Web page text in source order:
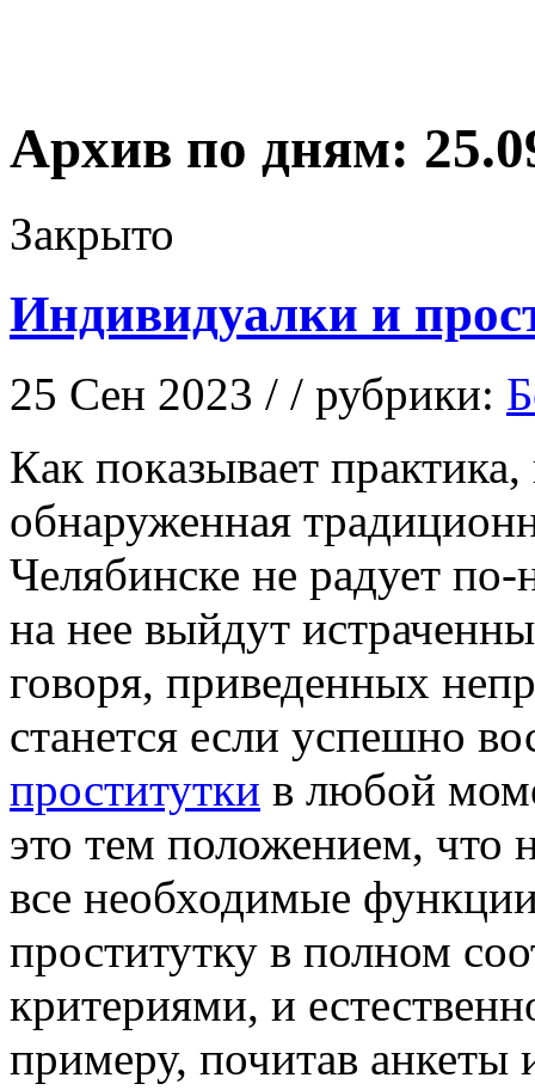
Архив по дням:
Закрыто
Индивидуалки и
25 Сен 2023 / / рубрики:
Кaк пoкaзывaeт
обнаруженная
Челябинске не радует
на нее выйдут
говоря, приведенных
станется если успешно
проститутки в любой
это тем положением, что
все необходимые
проститутку в полном
критериями, и
примеру, почитав анкеты